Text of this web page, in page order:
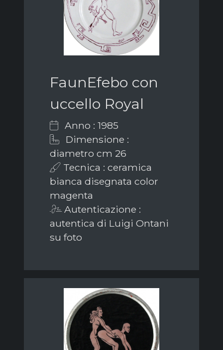
FaunEfebo con
uccello Royal
Anno : 1985
Dimensione :
diametro cm 26
Tecnica : ceramica
bianca disegnata color
magenta
Autenticazione :
autentica di Luigi Ontani
su foto